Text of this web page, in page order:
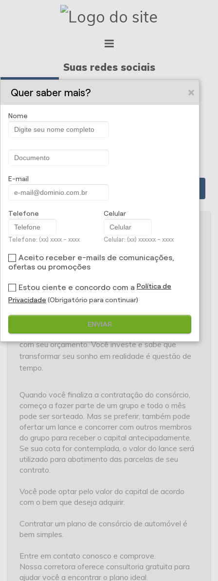
Suas redes sociais
Prontocar Seguros -
Consórcio de Veículo
Adquirir ou trocar seu carro fica bem mais fácil
quando você tem o capital para esse investimento.
juros. Com um plano de consórcio é assim: você
contrata e paga as parcelas mensais de acordo
com seu orçamento. Você investe e sabe que
transformar seu sonho em realidade é questão de
tempo.
Quando você finaliza a contratação do consórcio,
começa a fazer parte de um grupo e todo o mês
pode ser sorteado. Mas se preferir, também pode
ofertar um lance e concorrer com outros membros
do grupo para receber o capital antecipadamente.
Se sua cota for contemplada, o valor do lance será
utilizado para abatimento das parcelas de seu
contrato.
Você pode optar pelo valor do capital de acordo
com o bem que deseja adquirir.
Contratar um plano de consórcio de automóvel é
bem simples.
Entre em contato conosco e comprove.
Nossa corretora oferece consultoria gratuita para
ajudar você a encontrar o plano ideal.
Quer saber mais?
Nome
E-mail
Telefone
Telefone: (xx) xxxx - xxxx
Celular
Celular: (xx) xxxxxx - xxxx
Aceito receber e-mails de comunicações,
ofertas ou promoções
Estou ciente e concordo com a Política de
Privacidade (Obrigatório para continuar)
ENVIAR